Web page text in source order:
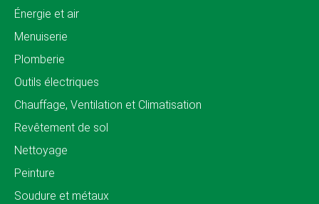
Énergie et air
Menuiserie
Plomberie
Outils électriques
Chauffage, Ventilation et Climatisation
Revêtement de sol
Nettoyage
Peinture
Soudure et métaux